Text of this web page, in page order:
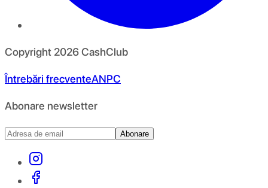
Copyright 2026CashClub
Întrebări frecventeANPC
Abonare newsletter
Abonare